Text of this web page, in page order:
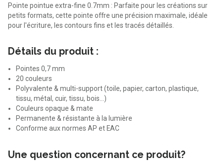
Pointe pointue extra-fine 0.7mm : Parfaite pour les créations sur
petits formats, cette pointe offre une précision maximale, idéale
pour l'écriture, les contours fins et les tracés détaillés.
Détails du produit :
Pointes 0,7 mm
20 couleurs
Polyvalente & multi-support (toile, papier, carton, plastique,
tissu, métal, cuir, tissu, bois…)
Couleurs opaque & mate
Permanente & résistante à la lumière
Conforme aux normes AP et EAC
Une question concernant ce produit?